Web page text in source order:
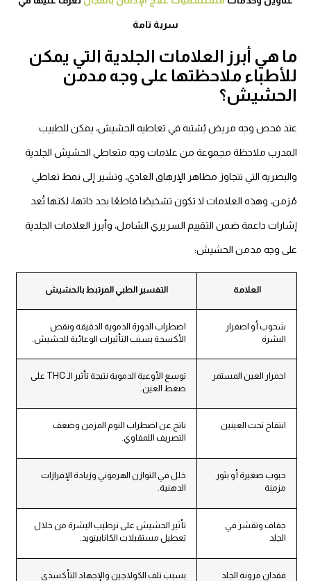
سرية تامة
هي أبرز العلامات الجلدية التي يمكن
ملاحظتها على وجه مدمن
فحص وجه مريض يُشتبه في تعاطيه الحشيش، يمكن للطبيب
ملاحظة مجموعة من علامات وجه متعاطي الحشيش الجلدية
التي تتجاوز مظاهر الإرهاق العادي، وتشير إلى نمط تعاطي
وهذه العلامات لا تكون تشخيصًا قاطعًا بحد ذاتها، لكنها تُعد
داعمة ضمن التقييم السريري الشامل، وأبرز العلامات الجلدية
وجه مدمن الحشيش:
العلامة التفسير الطبي المرتبط بالحشيش
شحوب أو اصفرار
البشرة
اضطراب الدورة الدموية الدقيقة ونقص
الأكسجة بسبب التأثيرات الوعائية للحشيش.
احمرار العين المستمر
توسع الأوعية الدموية نتيجة تأثير الـ THC على
ضغط العين.
انتفاخ تحت العينين
ناتج عن اضطراب النوم المزمن وضعف
التصريف اللمفاوي.
حبوب صغيرة أو بثور
مزمنة
خلل في التوازن الهرموني وزيادة الإفرازات
الدهنية.
جفاف وتقشر في
تأثير الحشيش على ترطيب البشرة من خلال
تعطيل مستقبلات الكانابينويد.
فقدان مرونة الجلد
بسبب تلف الكولاجين والإجهاد التأكسدي